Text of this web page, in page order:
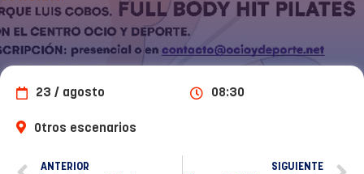
23 / agosto 08:30
Otros escenarios
ANTERIOR SIGUIENTE